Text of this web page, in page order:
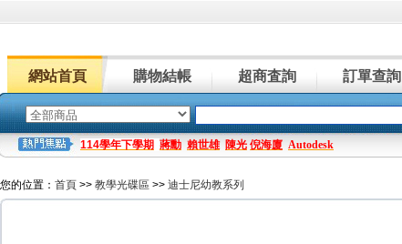
網站首頁 購物結帳 超商査詢 訂單查詢
114學年下學期 蔣勳 賴世雄 陳光 倪海廈 Autodesk
您的位置： 首頁 >> 教學光碟區 >> 迪士尼幼教系列